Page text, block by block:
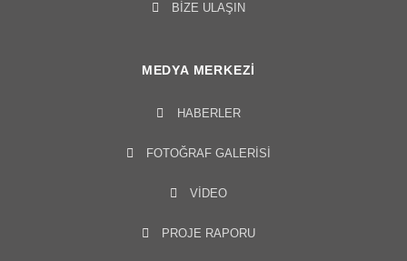
BİZE ULAŞIN
MEDYA MERKEZI
HABERLER
FOTOĞRAF GALERISI
VIDEO
PROJE RAPORU